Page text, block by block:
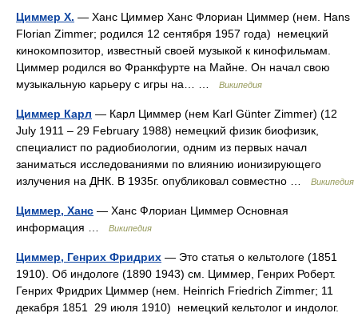
Циммер Х. — Ханс Циммер Ханс Флориан Циммер (нем. Hans
Florian Zimmer; родился 12 сентября 1957 года) немецкий
кинокомпозитор, известный своей музыкой к кинофильмам.
Циммер родился во Франкфурте на Майне. Он начал свою
музыкальную карьеру с игры на… …
Википедия
Циммер Карл — Карл Циммер (нем Karl Günter Zimmer) (12
July 1911 – 29 February 1988) немецкий физик биофизик,
специалист по радиобиологии, одним из первых начал
заниматься исследованиями по влиянию ионизирующего
излучения на ДНК. В 1935г. опубликовал совместно …
Википедия
Циммер, Ханс — Ханс Флориан Циммер Основная
информация …
Википедия
Циммер, Генрих Фридрих — Это статья о кельтологе (1851
1910). Об индологе (1890 1943) см. Циммер, Генрих Роберт.
Генрих Фридрих Циммер (нем. Heinrich Friedrich Zimmer; 11
декабря 1851 29 июля 1910) немецкий кельтолог и индолог.